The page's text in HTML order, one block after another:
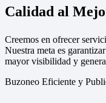
Calidad al
Creemos en ofrecer
Nuestra meta es
mayor visibilidad y
Buzoneo Eficiente y